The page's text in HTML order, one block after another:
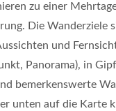
zu einer
Die Wanderziele
und
Panorama), in
bemerkenswerte
unten auf die Karte